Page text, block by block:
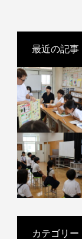
最近の記事
カテゴリー